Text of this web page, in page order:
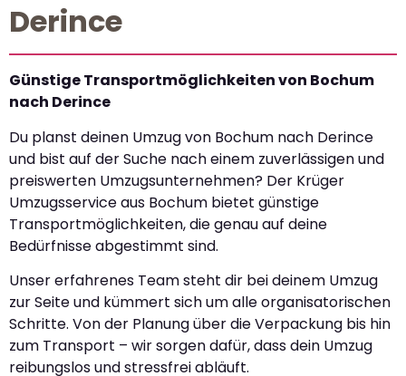
Derince
Günstige Transportmöglichkeiten von Bochum
nach Derince
Du planst deinen Umzug von Bochum nach Derince
und bist auf der Suche nach einem zuverlässigen und
preiswerten Umzugsunternehmen? Der Krüger
Umzugsservice aus Bochum bietet günstige
Transportmöglichkeiten, die genau auf deine
Bedürfnisse abgestimmt sind.
Unser erfahrenes Team steht dir bei deinem Umzug
zur Seite und kümmert sich um alle organisatorischen
Schritte. Von der Planung über die Verpackung bis hin
zum Transport – wir sorgen dafür, dass dein Umzug
reibungslos und stressfrei abläuft.